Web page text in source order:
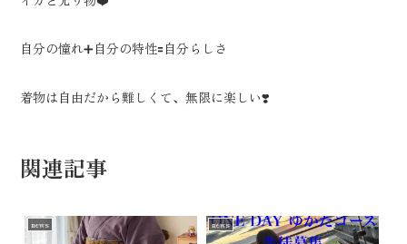
自分の憧れ➕自分の特性🟰自分らしさ
着物は自由だから難しくて、無限に楽しい❣️
関連記事
news news